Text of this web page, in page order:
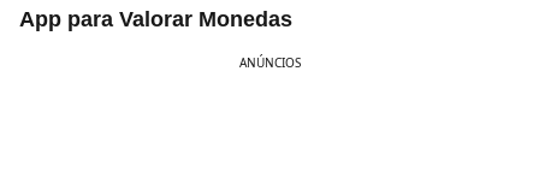
App para Valorar Monedas
ANÚNCIOS